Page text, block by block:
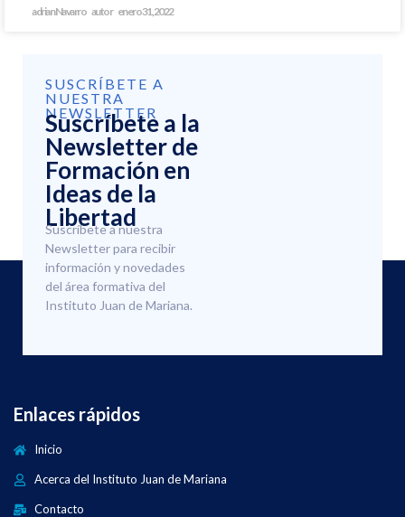
adrian Navarro enero 31, 2022
SUSCRÍBETE A
NUESTRA
NEWSLETTER
Suscríbete a la
Newsletter de
Formación en
Ideas de la
Libertad
Suscríbete a nuestra
Newsletter para recibir
información y novedades
del área formativa del
Instituto Juan de Mariana.
Enlaces rápidos
Inicio
Acerca del Instituto Juan de Mariana
Contacto